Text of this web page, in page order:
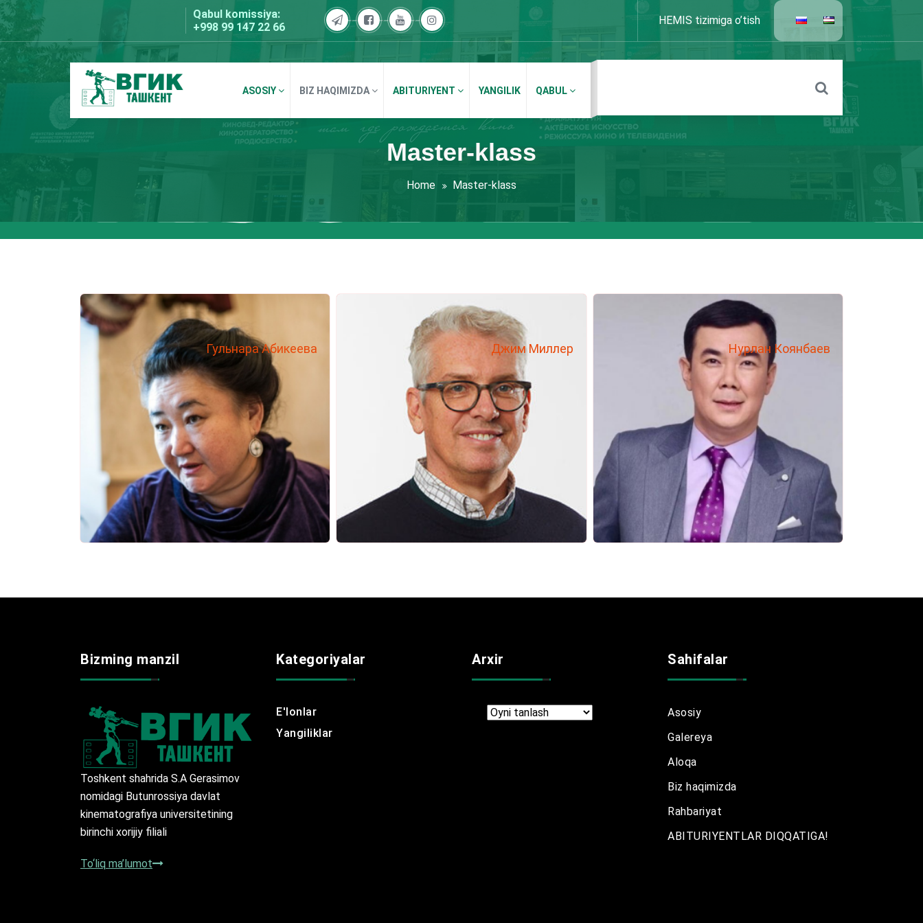
Skip
to
content
Qabul komissiya:
+998 99 147 22 66
HEMIS tizimiga o’tish
BDKU Toshkent
ASOSIY BIZ HAQIMIZDA ABITURIYENT YANGILIK QABUL
Master-klass
Home Master-klass
Гульнара Абикеева Джим Миллер Нурлан Коянбаев
Bizming manzil
Toshkent shahrida S.A Gerasimov
nomidagi Butunrossiya davlat
kinematografiya universitetining
birinchi xorijiy filiali
To‘liq ma’lumot
Kategoriyalar
E'lonlar
Yangiliklar
Arxir
Arxir
Sahifalar
Asosiy
Galereya
Aloqa
Biz haqimizda
Rahbariyat
ABITURIYENTLAR DIQQATIGA!